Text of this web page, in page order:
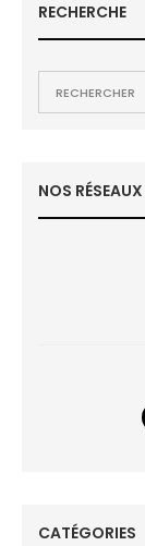
RECHERCHE
NOS
CATÉGORIES